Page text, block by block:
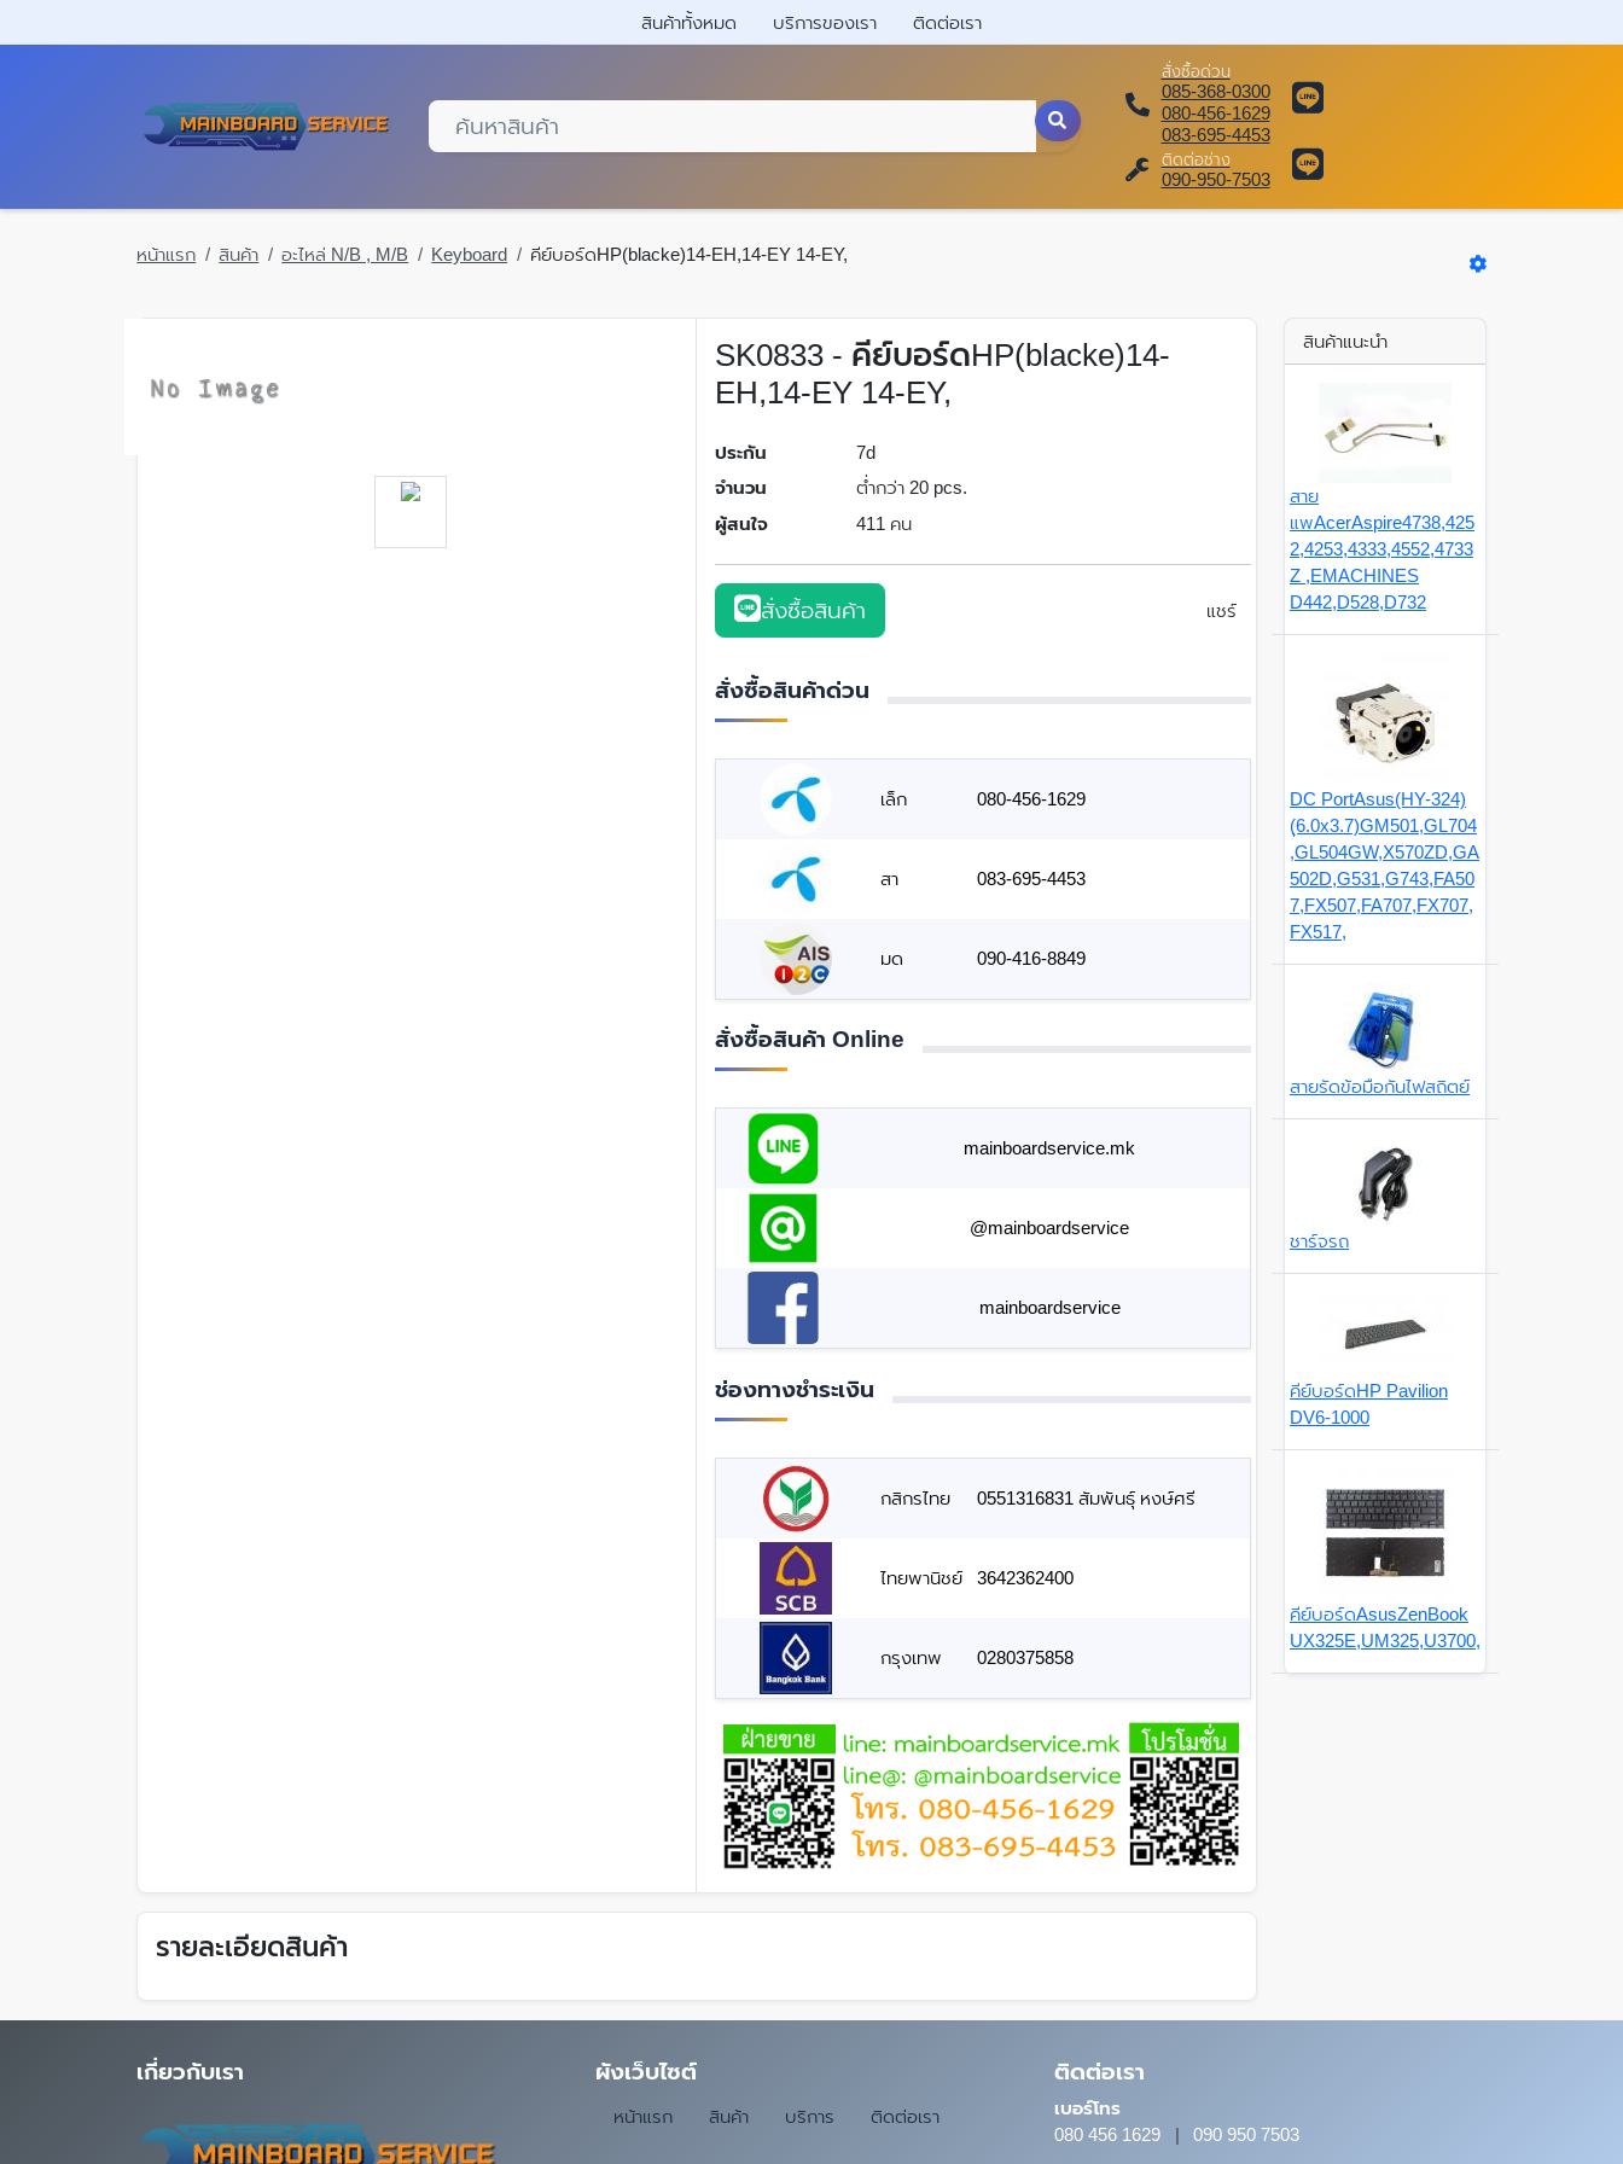
สินค้าทั้งหมด บริการของเรา ติดต่อเรา
สั่งซื้อด่วน
085-368-0300
080-456-1629
083-695-4453
ติดต่อช่าง
090-950-7503
หน้าแรก สินค้า อะไหล่ N/B , M/B Keyboard คีย์บอร์ดHP(blacke)14-EH,14-EY 14-EY,
SK0833 - คีย์บอร์ดHP(blacke)14-
EH,14-EY 14-EY,
ประกัน
7d
จำนวน
ต่ำกว่า 20 pcs.
ผู้สนใจ
411 คน
สั่งซื้อสินค้า แชร์
สั่งซื้อสินค้าด่วน
เล็ก 080-456-1629
สา 083-695-4453
มด 090-416-8849
สั่งซื้อสินค้า Online
mainboardservice.mk
@mainboardservice
mainboardservice
ช่องทางชำระเงิน
กสิกรไทย 0551316831 สัมพันธุ์ หงษ์ศรี
ไทยพานิชย์ 3642362400
กรุงเทพ 0280375858
รายละเอียดสินค้า
สินค้าแนะนำ
สาย
แพAcerAspire4738,425
2,4253,4333,4552,4733
Z ,EMACHINES
D442,D528,D732
DC PortAsus(HY-324)
(ุ6.0x3.7)GM501,GL704
,GL504GW,X570ZD,GA
502D,G531,G743,FA50
7,FX507,FA707,FX707,
FX517,
สายรัดข้อมือกันไฟสถิตย์
ชาร์จรถ
คีย์บอร์ดHP Pavilion
DV6-1000
คีย์บอร์ดAsusZenBook
UX325E,UM325,U3700,
เกี่ยวกับเรา ผังเว็บไซต์
หน้าแรก สินค้า บริการ ติดต่อเรา
ติดต่อเรา
เบอร์โทร
080 456 1629
| 090 950 7503